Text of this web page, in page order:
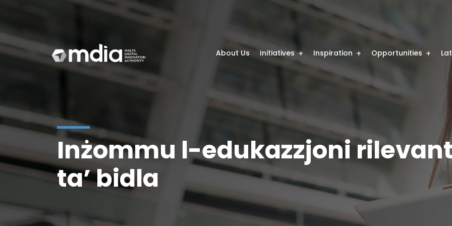
About Us Initiatives Inspiration Opportunities
Inżommu l-edukazzjoni
ta’ bidla